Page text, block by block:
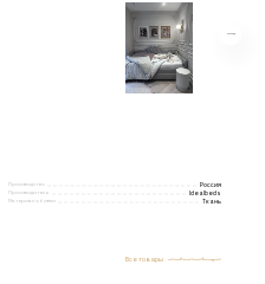
Россия
Idealbeds
Материал обивки
Ткань
Все товары